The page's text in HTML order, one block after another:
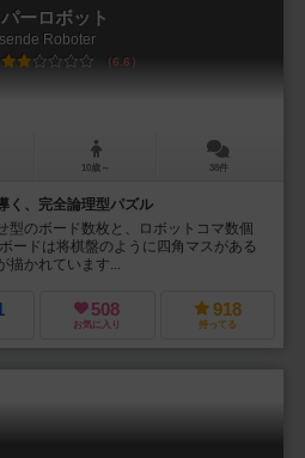
ーロボット
Roboter
6.6
10歳～ 38件
く、完全論理型パズル
型のボード数枚と、ロボットコマ数個
ードは将棋盤のように四角マスがある
描かれています...
508
お気に入り
918
持ってる